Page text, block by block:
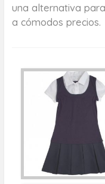
una alternativa
a cómodos precios.